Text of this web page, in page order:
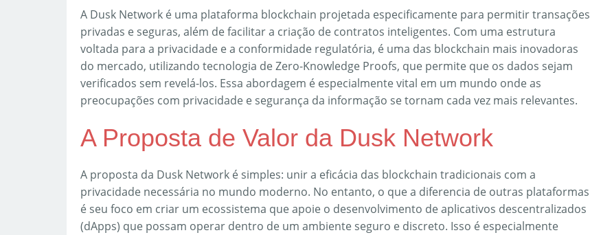
A Dusk Network é uma plataforma blockchain projetada especificamente para permitir transações
privadas e seguras, além de facilitar a criação de contratos inteligentes. Com uma estrutura
voltada para a privacidade e a conformidade regulatória, é uma das blockchain mais inovadoras
do mercado, utilizando tecnologia de Zero-Knowledge Proofs, que permite que os dados sejam
verificados sem revelá-los. Essa abordagem é especialmente vital em um mundo onde as
preocupações com privacidade e segurança da informação se tornam cada vez mais relevantes.
A Proposta de Valor da Dusk Network
A proposta da Dusk Network é simples: unir a eficácia das blockchain tradicionais com a
privacidade necessária no mundo moderno. No entanto, o que a diferencia de outras plataformas
é seu foco em criar um ecossistema que apoie o desenvolvimento de aplicativos descentralizados
(dApps) que possam operar dentro de um ambiente seguro e discreto. Isso é especialmente